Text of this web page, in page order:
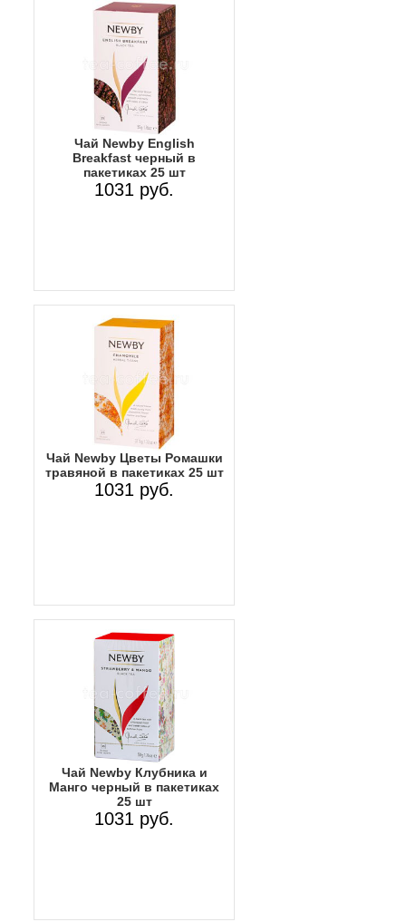
Чай Newby English
Breakfast черный в
пакетиках 25 шт
1031 руб.
Чай Newby Цветы Ромашки
травяной в пакетиках 25 шт
1031 руб.
Чай Newby Клубника и
Манго черный в пакетиках
25 шт
1031 руб.